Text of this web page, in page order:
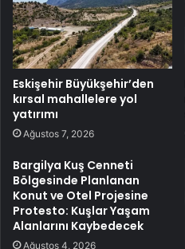
Eskişehir Büyükşehir’den
kırsal mahallelere yol
yatırımı
Ağustos 7, 2026
Bargilya Kuş Cenneti
Bölgesinde Planlanan
Konut ve Otel Projesine
Protesto: Kuşlar Yaşam
Alanlarını Kaybedecek
Ağustos 4, 2026